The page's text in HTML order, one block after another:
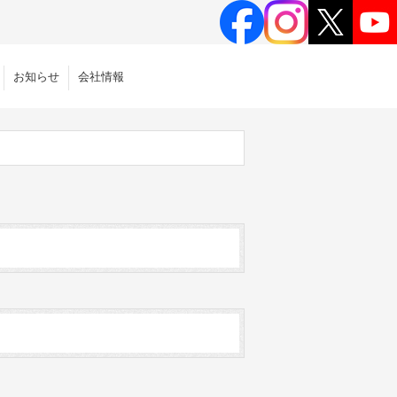
お知らせ 会社情報